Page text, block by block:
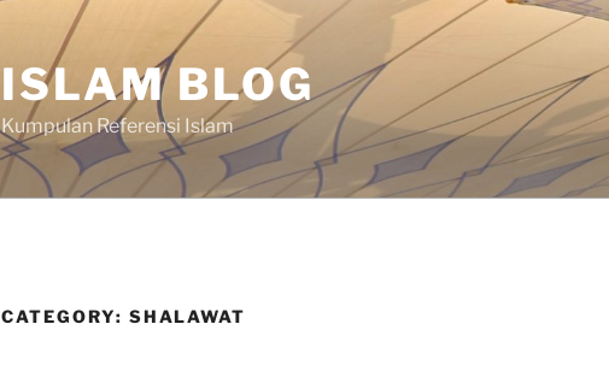
ISLAM BLOG
Kumpulan Referensi Islam
CATEGORY: SHALAWAT